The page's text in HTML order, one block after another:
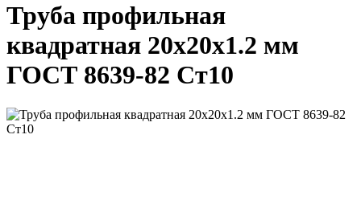
Труба профильная
квадратная 20x20x1.2 мм
ГОСТ 8639-82 Ст10